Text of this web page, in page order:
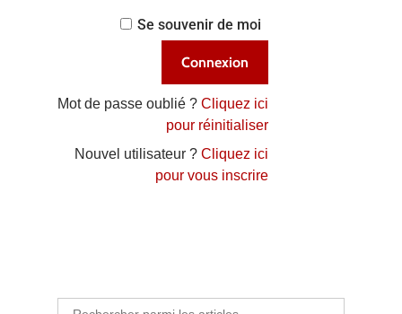
Se souvenir de moi
Mot de passe oublié ?Cliquez ici
pour réinitialiser
Nouvel utilisateur ?Cliquez ici
pour vous inscrire
Search